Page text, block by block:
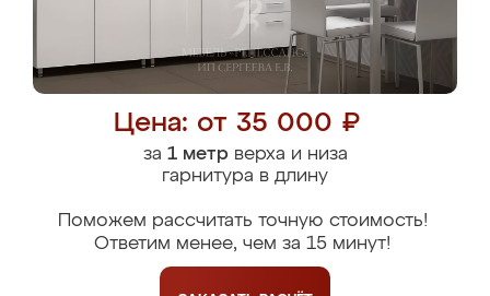
Цена: от 35 000 ₽
за 1 метрверха и низа
гарнитура в длину
Поможем рассчитать точную стоимость!
Ответим менее, чем за 15 минут!